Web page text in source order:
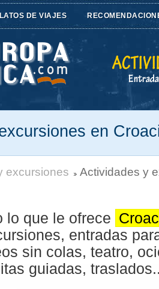
DE VIAJES
en
excursiones Actividades y
lo que le ofrece
entradas
sin colas, teatro,
guiadas,